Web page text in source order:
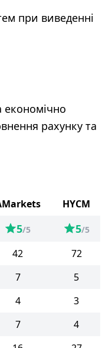
при виведенні
економічно
рахунку та
HYCM
5/5 5/5
42
72
7
5
4
3
7
4